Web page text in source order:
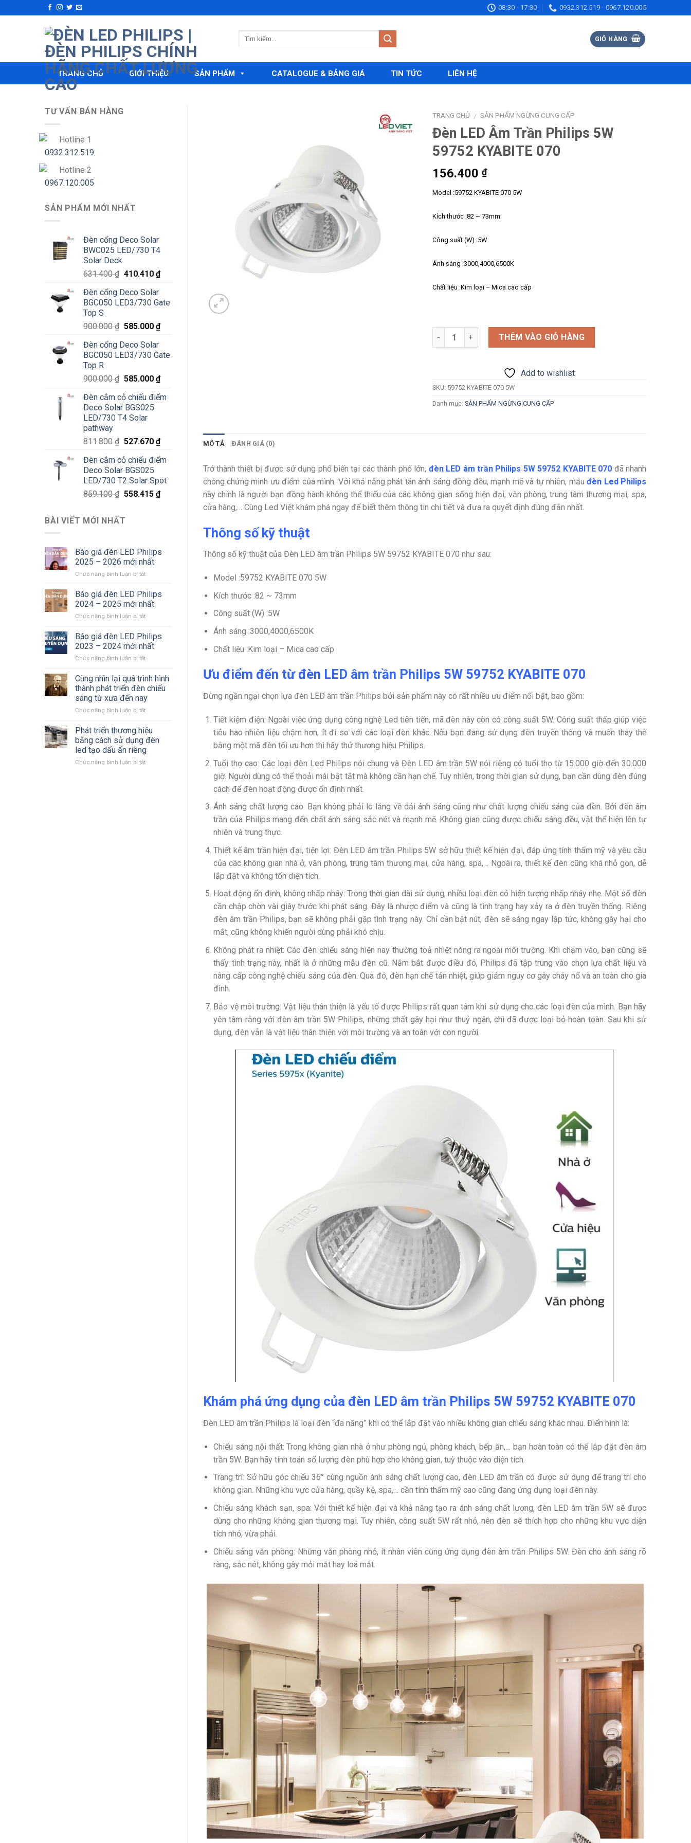
to
08:30 - 17:30 0932.312.519 - 0967.120.005
GIỎ HÀNG
TRANG CHỦ GIỚI THIỆU SẢN PHẨM CATALOGUE & BẢNG GIÁ TIN TỨC LIÊN HỆ
TRANG CHỦ / SẢN PHẨM NGỪNG CUNG CẤP
Đèn LED Âm Trần Philips 5W
59752 KYABITE 070
156.400 ₫
Model :59752 KYABITE 070 5W
Kích thước :82 ~ 73mm
Công suất (W) :5W
Ánh sáng :3000,4000,6500K
Chất liệu :Kim loại – Mica cao cấp
Số lượng THÊM VÀO GIỎ HÀNG
Add to wishlist
SKU: 59752 KYABITE 070 5W
Danh mục: SẢN PHẨM NGỪNG CUNG CẤP
MÔ TẢ ĐÁNH GIÁ (0)
Trở thành thiết bị được sử dụng phổ biến tại các thành phố lớn, đèn LED âm trần Philips 5W 59752 KYABITE 070 đã nhanh
chóng chứng minh ưu điểm của mình. Với khả năng phát tán ánh sáng đồng đều, mạnh mẽ và tự nhiên, mẫuđèn Led Philips
này chính là người bạn đồng hành không thể thiếu của các không gian sống hiện đại, văn phòng, trung tâm thương mại, spa,
cửa hàng,… Cùng Led Việt khám phá ngay để biết thêm thông tin chi tiết và đưa ra quyết định đúng đắn nhất.
Thông số kỹ thuật
Thông số kỹ thuật của Đèn LED âm trần Philips 5W 59752 KYABITE 070 như sau:
Model :59752 KYABITE 070 5W
Kích thước :82 ~ 73mm
Công suất (W) :5W
Ánh sáng :3000,4000,6500K
Chất liệu :Kim loại – Mica cao cấp
Ưu điểm đến từ đèn LED âm trần Philips 5W 59752 KYABITE 070
Đừng ngần ngại chọn lựa đèn LED âm trần Philips bởi sản phẩm này có rất nhiều ưu điểm nổi bật, bao gồm:
Tiết kiệm điện: Ngoài việc ứng dụng công nghệ Led tiên tiến, mã đèn này còn có công suất 5W. Công suất thấp giúp việc
tiêu hao nhiên liệu chậm hơn, ít đi so với các loại đèn khác. Nếu bạn đang sử dụng đèn truyền thống và muốn thay thế
bằng một mã đèn tối ưu hơn thì hãy thử thương hiệu Philips.
Tuổi thọ cao: Các loại đèn Led Philips nói chung và Đèn LED âm trần 5W nói riêng có tuổi thọ từ 15.000 giờ đến 30.000
giờ. Người dùng có thể thoải mái bật tắt mà không cần hạn chế. Tuy nhiên, trong thời gian sử dụng, bạn cần dùng đèn đúng
cách để đèn hoạt động được ổn định nhất.
Ánh sáng chất lượng cao: Bạn không phải lo lắng về dải ánh sáng cũng như chất lượng chiếu sáng của đèn. Bởi đèn âm
trần của Philips mang đến chất ánh sáng sắc nét và mạnh mẽ. Không gian cũng được chiếu sáng đều, vật thể hiện lên tự
nhiên và trung thực.
Thiết kế âm trần hiện đại, tiện lợi: Đèn LED âm trần Philips 5W sở hữu thiết kế hiện đại, đáp ứng tính thẩm mỹ và yêu cầu
của các không gian nhà ở, văn phòng, trung tâm thương mại, cửa hàng, spa,… Ngoài ra, thiết kế đèn cũng khá nhỏ gọn, dễ
lắp đặt và không tốn diện tích.
Hoạt động ổn định, không nhấp nháy: Trong thời gian dài sử dụng, nhiều loại đèn có hiện tượng nhấp nháy nhẹ. Một số đèn
cần chập chờn vài giây trước khi phát sáng. Đây là nhược điểm và cũng là tình trạng hay xảy ra ở đèn truyền thống. Riêng
đèn âm trần Philips, bạn sẽ không phải gặp tình trạng này. Chỉ cần bật nút, đèn sẽ sáng ngay lập tức, không gây hại cho
mắt, cũng không khiến người dùng phải khó chịu.
Không phát ra nhiệt: Các đèn chiếu sáng hiện nay thường toả nhiệt nóng ra ngoài môi trường. Khi chạm vào, bạn cũng sẽ
thấy tình trạng này, nhất là ở những mẫu đèn cũ. Nắm bắt được điều đó, Philips đã tập trung vào chọn lựa chất liệu và
nâng cấp công nghệ chiếu sáng của đèn. Qua đó, đèn hạn chế tản nhiệt, giúp giảm nguy cơ gây cháy nổ và an toàn cho gia
đình.
Bảo vệ môi trường: Vật liệu thân thiện là yếu tố được Philips rất quan tâm khi sử dụng cho các loại đèn của mình. Bạn hãy
yên tâm rằng với đèn âm trần 5W Philips, những chất gây hại như thuỷ ngân, chì đã được loại bỏ hoàn toàn. Sau khi sử
dụng, đèn vẫn là vật liệu thân thiện với môi trường và an toàn với con người.
Khám phá ứng dụng của đèn LED âm trần Philips 5W 59752 KYABITE 070
Đèn LED âm trần Philips là loại đèn “đa năng” khi có thể lắp đặt vào nhiều không gian chiếu sáng khác nhau. Điển hình là:
Chiếu sáng nội thất: Trong không gian nhà ở như phòng ngủ, phòng khách, bếp ăn,… bạn hoàn toàn có thể lắp đặt đèn âm
trần 5W. Bạn hãy tính toán số lượng đèn phù hợp cho không gian, tuỳ thuộc vào diện tích.
Trang trí: Sở hữu góc chiếu 36° cùng nguồn ánh sáng chất lượng cao, đèn LED âm trần có được sử dụng để trang trí cho
không gian. Những khu vực cửa hàng, quầy kệ, spa,… cần tính thẩm mỹ cao cũng đang ứng dụng loại đèn này.
Chiếu sáng khách sạn, spa: Với thiết kế hiện đại và khả năng tạo ra ánh sáng chất lượng, đèn LED âm trần 5W sẽ được
dùng cho những không gian thương mại. Tuy nhiên, công suất 5W rất nhỏ, nên đèn sẽ thích hợp cho những khu vực diện
tích nhỏ, vừa phải.
Chiếu sáng văn phòng: Những văn phòng nhỏ, ít nhân viên cũng ứng dụng đèn âm trần Philips 5W. Đèn cho ánh sáng rõ
ràng, sắc nét, không gây mỏi mắt hay loá mắt.
TƯ VẤN BÁN HÀNG
Hotline 1
0932.312.519
Hotline 2
0967.120.005
SẢN PHẨM MỚI NHẤT
Đèn cổng Deco Solar
BWC025 LED/730 T4
Solar Deck
631.400₫ Giá
là:
631.400 ₫.
410.410 ₫Giá
là:
Đèn cổng Deco Solar
BGC050 LED3/730 Gate
Top S
900.000₫ Giá
là:
900.000 ₫.
585.000 ₫Giá
là:
Đèn cổng Deco Solar
BGC050 LED3/730 Gate
Top R
900.000₫ Giá
là:
900.000 ₫.
585.000 ₫Giá
tại
Đèn cắm cỏ chiếu điểm
Deco Solar BGS025
LED/730 T4 Solar
pathway
811.800₫ Giá
là:
811.800 ₫.
527.670 ₫Giá
tại
527.670 ₫.
Đèn cắm cỏ chiếu điểm
Deco Solar BGS025
LED/730 T2 Solar Spot
859.100₫ Giá
859.100 ₫.
558.415 ₫Giá
BÀI VIẾT MỚI NHẤT
Báo giá đèn LED Philips
2025 – 2026 mới nhất
Chức năng bình luận bị tắtở
giá
đèn
LED
Philips
–
2026
nhất
Báo giá đèn LED Philips
2024 – 2025 mới nhất
Chức năng bình luận bị tắtở
giá
đèn
LED
Philips
–
2025
nhất
Báo giá đèn LED Philips
2023 – 2024 mới nhất
Chức năng bình luận bị tắtở
giá
đèn
LED
Philips
2023
2024 mới
nhất
Cùng nhìn lại quá trình hình
thành phát triển đèn chiếu
sáng từ xưa đến nay
Chức năng bình luận bị tắtở
nhìn
lại
quá
trình
hình
Phát triển thương hiệu
bằng cách sử dụng đèn
led tạo dấu ấn riêng
Chức năng bình luận bị tắtở